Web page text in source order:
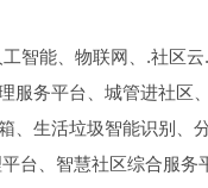
智能、物联网、.社区
服务平台、城管进社区
、生活垃圾智能识别、
台、智慧社区综合服务